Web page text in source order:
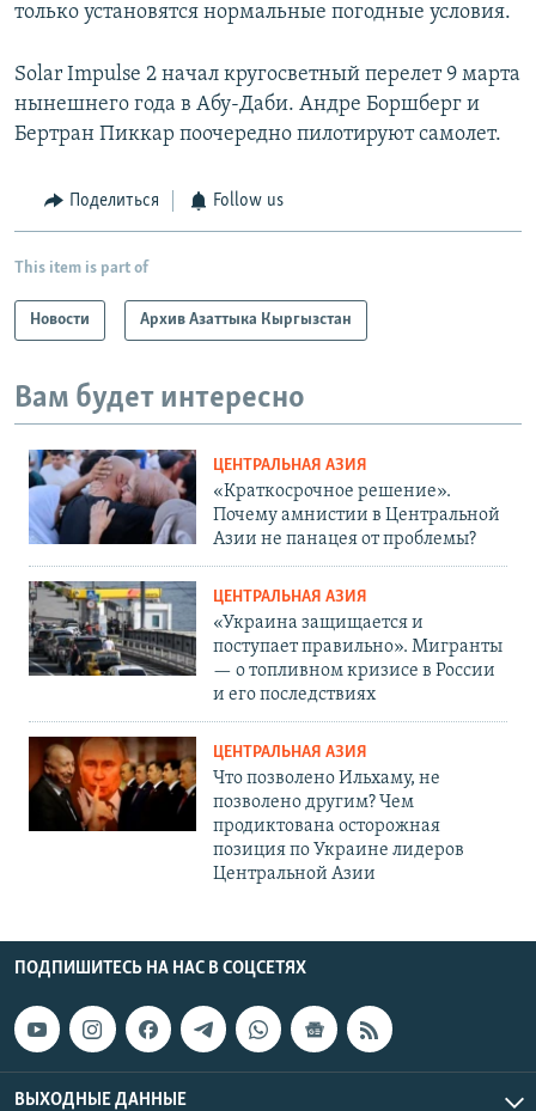
только установятся нормальные погодные условия.
Solar Impulse 2 начал кругосветный перелет 9 марта
нынешнего года в Абу-Даби. Андре Боршберг и
Бертран Пиккар поочередно пилотируют самолет.
Поделиться Follow us
This item is part of
Новости Архив Азаттыка Кыргызстан
Вам будет интересно
ЦЕНТРАЛЬНАЯ АЗИЯ
«Краткосрочное решение».
Почему амнистии в Центральной
Азии не панацея от проблемы?
ЦЕНТРАЛЬНАЯ АЗИЯ
«Украина защищается и
поступает правильно». Мигранты
— о топливном кризисе в России
и его последствиях
ЦЕНТРАЛЬНАЯ АЗИЯ
Что позволено Ильхаму, не
позволено другим? Чем
продиктована осторожная
позиция по Украине лидеров
Центральной Азии
ПОДПИШИТЕСЬ НА НАС В СОЦСЕТЯХ
ВЫХОДНЫЕ ДАННЫЕ